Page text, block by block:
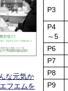
な元気か
フエムを
P3
P4
～5
P6
P7
P8
P9